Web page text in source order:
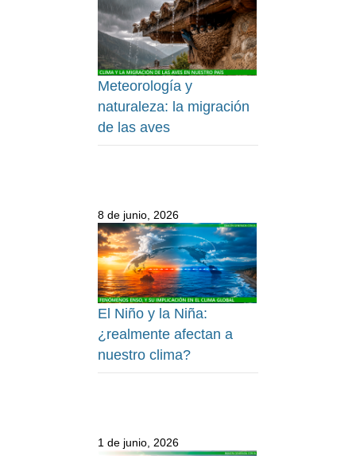
Meteorología y
naturaleza: la migración
de las aves
8 de junio, 2026
El Niño y la Niña:
¿realmente afectan a
nuestro clima?
1 de junio, 2026